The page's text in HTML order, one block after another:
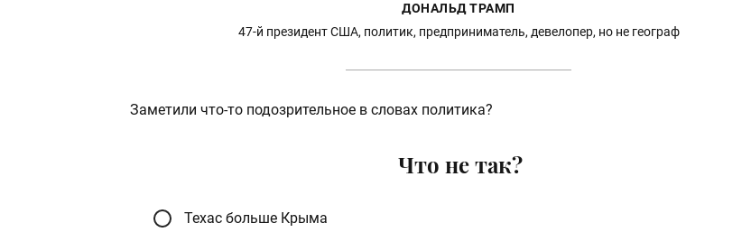
ДОНАЛЬД ТРАМП
47-й президент США, политик, предприниматель, девелопер, но не географ
Заметили что-то подозрительное в словах политика?
Что не так?
Техас больше Крыма